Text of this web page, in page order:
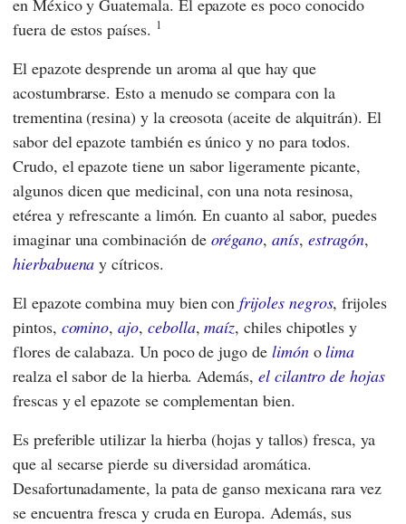
en México y Guatemala. El epazote es poco conocido
fuera de estos países. 1
El epazote desprende un aroma al que hay que
acostumbrarse. Esto a menudo se compara con la
trementina (resina) y la creosota (aceite de alquitrán). El
sabor del epazote también es único y no para todos.
Crudo, el epazote tiene un sabor ligeramente picante,
algunos dicen que medicinal, con una nota resinosa,
etérea y refrescante a limón. En cuanto al sabor, puedes
imaginar una combinación de orégano,anís, estragón,
hierbabuena y cítricos.
El epazote combina muy bien confrijoles negros, frijoles
pintos, comino,ajo, cebolla,maíz, chiles chipotles y
flores de calabaza. Un poco de jugo de limónolima
realza el sabor de la hierba. Además, el cilantro de hojas
frescas y el epazote se complementan bien.
Es preferible utilizar la hierba (hojas y tallos) fresca, ya
que al secarse pierde su diversidad aromática.
Desafortunadamente, la pata de ganso mexicana rara vez
se encuentra fresca y cruda en Europa. Además, sus